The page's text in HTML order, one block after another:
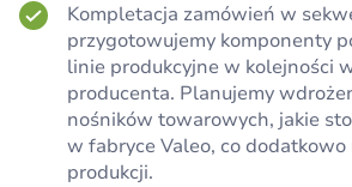
Kompletacja zamówień w
przygotowujemy komponenty
linie produkcyjne w kolejności
producenta. Planujemy
nośników towarowych, jakie
w fabryce Valeo, co
produkcji.